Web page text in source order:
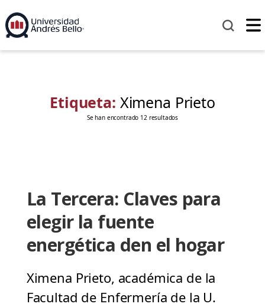
Etiqueta: Ximena Prieto
Se han encontrado 12 resultados
La Tercera: Claves para
elegir la fuente
energética den el hogar
Ximena Prieto, académica de la
Facultad de Enfermería de la U.